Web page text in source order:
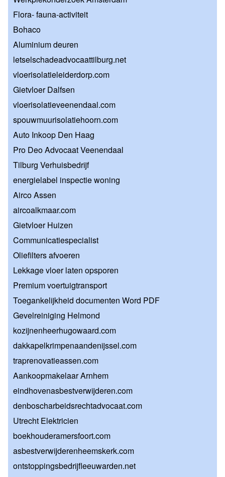
Flora- fauna-activiteit
Bohaco
Aluminium deuren
letselschadeadvocaattilburg.net
vloerisolatieleiderdorp.com
Gietvloer Dalfsen
vloerisolatieveenendaal.com
spouwmuurisolatiehoorn.com
Auto Inkoop Den Haag
Pro Deo Advocaat Veenendaal
Tilburg Verhuisbedrijf
energielabel inspectie woning
Airco Assen
aircoalkmaar.com
Gietvloer Huizen
Communicatiespecialist
Oliefilters afvoeren
Lekkage vloer laten opsporen
Premium voertuigtransport
Toegankelijkheid documenten Word PDF
Gevelreiniging Helmond
kozijnenheerhugowaard.com
dakkapelkrimpenaandenijssel.com
traprenovatieassen.com
Aankoopmakelaar Arnhem
eindhovenasbestverwijderen.com
denboscharbeidsrechtadvocaat.com
Utrecht Elektricien
boekhouderamersfoort.com
asbestverwijderenheemskerk.com
ontstoppingsbedrijfleeuwarden.net